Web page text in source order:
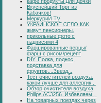
Вкуснейший Торт из
Кабачков!
МеркуриЙ TV
УКРАИНСКОЕ СЕЛО КАК
живут пенсионеры.
прикольные фото с
надписями 4
Фаршированные перцы/
фарш с рисом/рецепт
DIY. Полка, поднос,
подставка для
фруктов....Звезд...
Тест очистителей воздуха:
какой лучше для аллергик...
Обзор очистителя воздуха
Philips AC3256. Избавляем...
На товарных поездах через